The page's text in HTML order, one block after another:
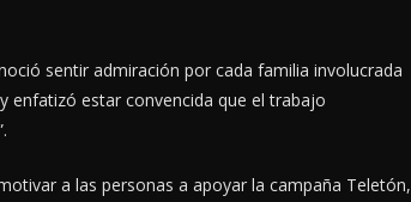
sentir admiración por cada familia involucrada
enfatizó estar convencida que el trabajo
a las personas a apoyar la campaña Teletón,